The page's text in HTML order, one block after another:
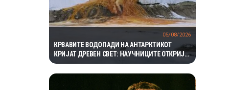
КРВАВИТЕ ВОДОПАДИ НА АНТАРКТИКОТ
КРИЈАТ ДРЕВЕН СВЕТ: НАУЧНИЦИТЕ ОТКРИЈА
ЕКОСИСТЕМ ИЗОЛИРАН ПОВЕЌЕ ОД 1,5
МИЛИОНИ ГОДИНИ
05/08/2026